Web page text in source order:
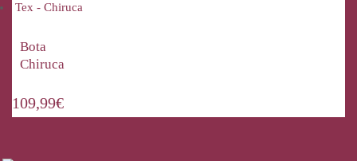
Bota
Chiruca
109,99€